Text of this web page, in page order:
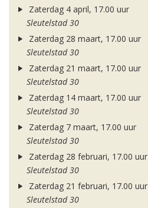
Zaterdag 4 april, 17.00 uur
Sleutelstad 30
Zaterdag 28 maart, 17.00 uur
Sleutelstad 30
Zaterdag 21 maart, 17.00 uur
Sleutelstad 30
Zaterdag 14 maart, 17.00 uur
Sleutelstad 30
Zaterdag 7 maart, 17.00 uur
Sleutelstad 30
Zaterdag 28 februari, 17.00 uur
Sleutelstad 30
Zaterdag 21 februari, 17.00 uur
Sleutelstad 30